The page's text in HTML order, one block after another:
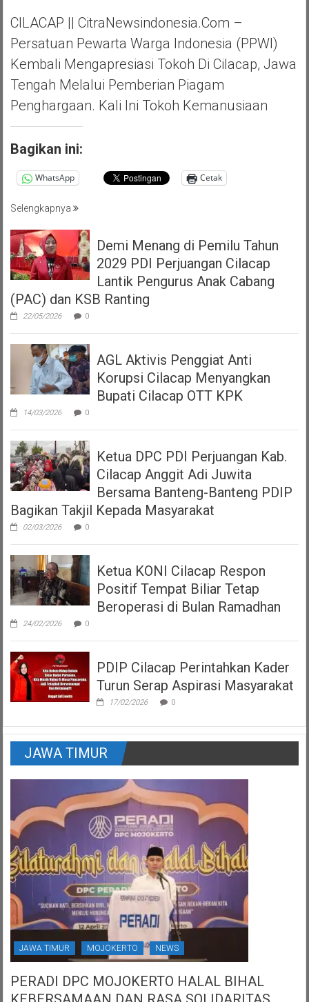
CILACAP || CitraNewsindonesia.com –
Persatuan Pewarta Warga Indonesia (PPWI)
Kembali Mengapresiasi Tokoh Di Cilacap, Jawa
Tengah Melalui Pemberian Piagam
Penghargaan. Kali Ini Tokoh Kemanusiaan
Bagikan ini:
WhatsApp Cetak
Selengkapnya
Demi Menang di Pemilu Tahun
2029 PDI Perjuangan Cilacap
Lantik Pengurus Anak Cabang
(PAC) dan KSB Ranting
22/05/2026 0
AGL Aktivis Penggiat Anti
Korupsi Cilacap Menyangkan
Bupati Cilacap OTT KPK
14/03/2026 0
Ketua DPC PDI Perjuangan Kab.
Cilacap Anggit Adi Juwita
Bersama Banteng-Banteng PDIP
Bagikan Takjil Kepada Masyarakat
02/03/2026 0
Ketua KONI Cilacap Respon
Positif Tempat Biliar Tetap
Beroperasi di Bulan Ramadhan
24/02/2026 0
PDIP Cilacap Perintahkan Kader
Turun Serap Aspirasi Masyarakat
17/02/2026 0
JAWA TIMUR
JAWA TIMUR MOJOKERTO NEWS
PERADI DPC MOJOKERTO HALAL BIHAL